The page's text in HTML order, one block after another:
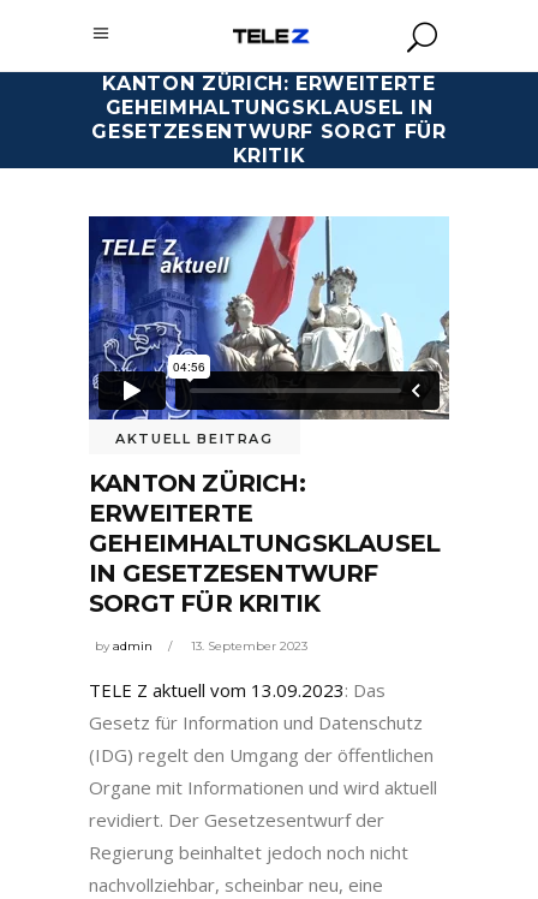
KANTON ZÜRICH: ERWEITERTE
GEHEIMHALTUNGSKLAUSEL IN
GESETZESENTWURF SORGT FÜR
KRITIK
AKTUELL BEITRAG
KANTON ZÜRICH:
ERWEITERTE
GEHEIMHALTUNGSKLAUSEL
IN GESETZESENTWURF
SORGT FÜR KRITIK
byadmin 13. September 2023
TELE Z aktuell vom 13.09.2023: Das
Gesetz für Information und Datenschutz
(IDG) regelt den Umgang der öffentlichen
Organe mit Informationen und wird aktuell
revidiert. Der Gesetzesentwurf der
Regierung beinhaltet jedoch noch nicht
nachvollziehbar, scheinbar neu, eine